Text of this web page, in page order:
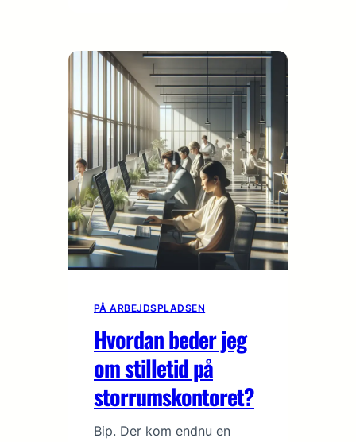
PÅ ARBEJDSPLADSEN
Hvordan beder jeg
om stilletid på
storrumskontoret?
Bip. Der kom endnu en